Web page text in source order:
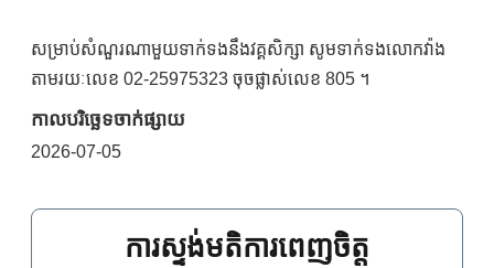
សម្រាប់សំណួរណាមួយទាក់ទងនឹងវគ្គសិក្សា សូមទាក់ទងលោកវ៉ាង
តាមរយៈលេខ 02-25975323 ចុចផ្លាស់លេខ 805 ។
កាលបរិច្ឆេទចាក់ផ្សាយ
2026-07-05
ការស្ទង់មតិការពេញចិត្ត